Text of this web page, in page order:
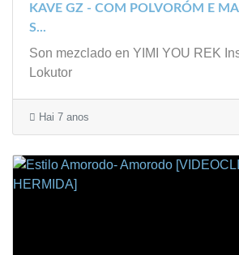
KAVE GZ - COM POLVORÓM E
S...
Son mezclado en YIMI YOU REK
Lokutor
Hai 7 anos